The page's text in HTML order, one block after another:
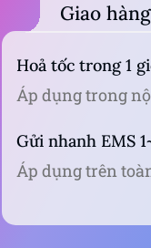
Giao
Hoả tốc trong 1
Áp dụng trong
Gửi nhanh EMS
Áp dụng trên